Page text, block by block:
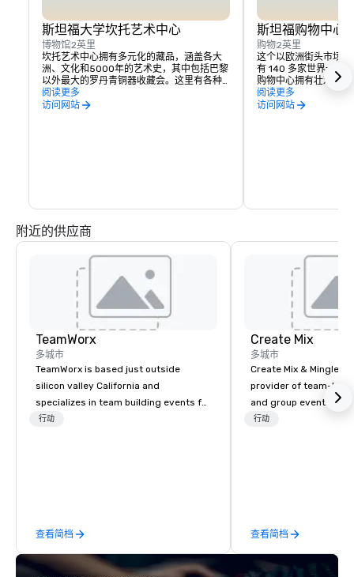
斯坦福大学坎托艺术中心
博物馆2英里
坎托艺术中心拥有多元化的藏品，涵盖各大
洲、文化和5000年的艺术史，其中包括巴黎
以外最大的罗丹青铜器收藏会。这里有各种
各样的不断变化的展览，建议参观者利用精
彩的讲解之旅、讲座、画廊讲座、座谈会、
阅读更多
访问网站
斯坦福购物中心
购物2英里
这个以欧洲街头市场
有 140 多家世界一流
购物中心拥有壮观的
利福尼亚艺术家创作
这里购物确实是一种
阅读更多
访问网站
附近的供应商
TeamWorx
多城市
TeamWorx is based just outside
silicon valley California and
specializes in team building events for
tech companies and tech employees,
Robot Racing! We deliver events for
large groups anywhere in the United
States: Robot Build and Battle 1 up to
行动
查看简档
Create Mix
多城市
Create Mix & Mingle is
provider of team-
and group events in
specialize in
environment—no prior
required. Whether
team-building,
行动
查看简档